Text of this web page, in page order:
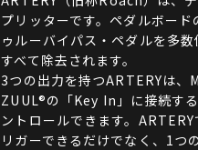
プリッターです。ペダルボー
ゥルーバイパス・ペダルを多
すべて除去されます。
3つの出力を持つARTERYは
ZUUL®の「Key In」に接続す
ントロールできます。
リガーできるだけでなく、1つ